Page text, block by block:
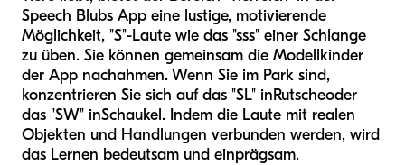
Speech Blubs App eine lustige, motivierende
Möglichkeit, "S"-Laute wie das "sss" einer Schlange
zu üben. Sie können gemeinsam die Modellkinder
der App nachahmen. Wenn Sie im Park sind,
konzentrieren Sie sich auf das "SL" inRutscheoder
das "SW" inSchaukel . Indem die Laute mit realen
Objekten und Handlungen verbunden werden, wird
das Lernen bedeutsam und einprägsam.